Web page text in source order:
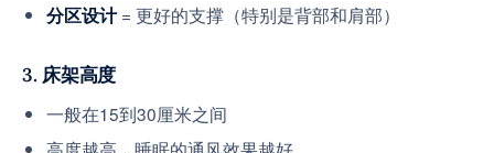
分区设计= 更好的支撑（特别是背部和肩部）
3. 床架高度
一般在15到30厘米之间